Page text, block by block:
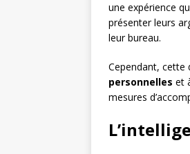
une expérience
présenter leurs
leur bureau.
Cependant, cette
personnelles et
mesures